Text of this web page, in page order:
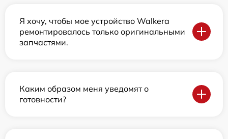
Я хочу, чтобы мое устройство Walkera
ремонтировалось только оригинальными
запчастями.
Каким образом меня уведомят о
готовности?